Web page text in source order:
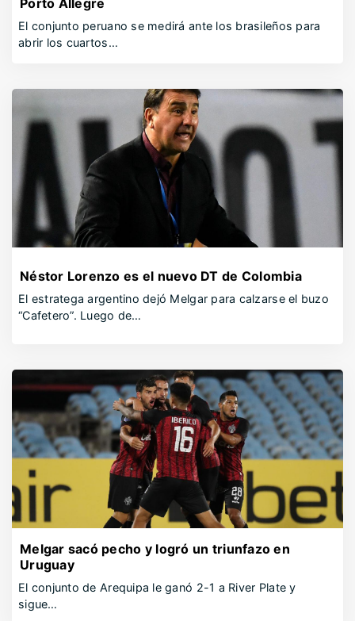
Porto Allegre
El conjunto peruano se medirá ante los brasileños para
abrir los cuartos…
Néstor Lorenzo es el nuevo DT de Colombia
El estratega argentino dejó Melgar para calzarse el buzo
“Cafetero”. Luego de…
Melgar sacó pecho y logró un triunfazo en
Uruguay
El conjunto de Arequipa le ganó 2-1 a River Plate y
sigue…